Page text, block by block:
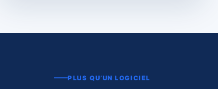
PLUS QU’UN LOGICIEL